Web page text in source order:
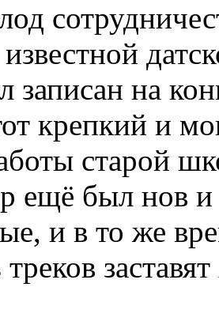
записан на
крепкий и
старой
ещё был нов
и в то же